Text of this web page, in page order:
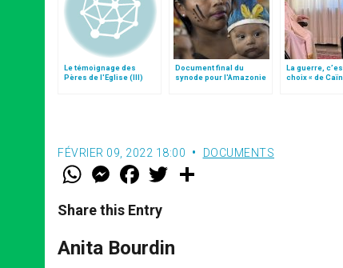
Le témoignage des
Pères de l'Eglise (III)
Document final du
synode pour l'Amazonie
La guerre,
choix « de
FÉVRIER 09, 2022 18:00 DOCUMENTS
W
t
s
p
p
M
e
s
e
g
e
F
a
e
b
o
k
w
r
Share this Entry
Anita Bourdin